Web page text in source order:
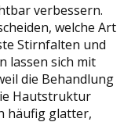
verbessern.
welche Art
Stirnfalten und
lassen sich mit
die Behandlung
Hautstruktur
häufig glatter,